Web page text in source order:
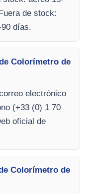
de stock:
días.
Colorímetro de
electrónico
(+33 (0) 1 70
oficial de
Colorímetro de